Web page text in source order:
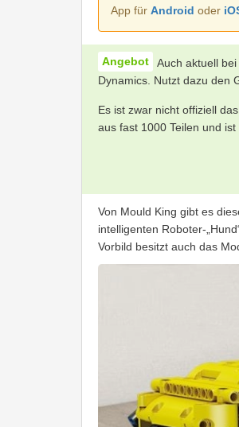
App für Android oder
Auch aktuell
Dynamics. Nutzt dazu den
Es ist zwar nicht offiziell
aus fast 1000 Teilen und
Von Mould King gibt es
intelligenten Roboter-
Vorbild besitzt auch das